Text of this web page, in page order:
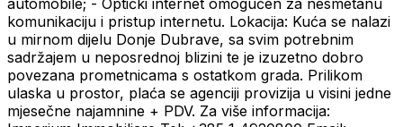
automobile; - Optički internet omogućen za nesmetanu
komunikaciju i pristup internetu. Lokacija: Kuća se nalazi
u mirnom dijelu Donje Dubrave, sa svim potrebnim
sadržajem u neposrednoj blizini te je izuzetno dobro
povezana prometnicama s ostatkom grada. Prilikom
ulaska u prostor, plaća se agenciji provizija u visini jedne
mjesečne najamnine + PDV. Za više informacija: